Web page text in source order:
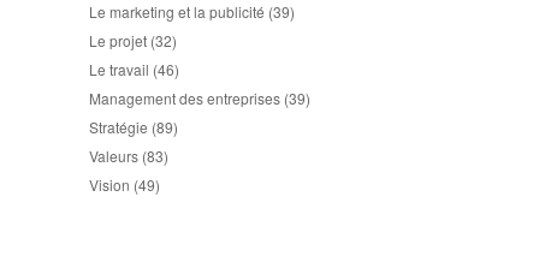
Le marketing et la publicité (39)
Le projet (32)
Le travail (46)
Management des entreprises (39)
Stratégie (89)
Valeurs (83)
Vision (49)